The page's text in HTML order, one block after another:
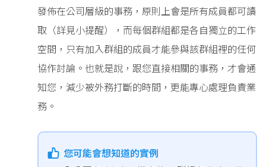
發佈在公司層級的事務，原則上會是所有成員都可讀
取（詳見小提醒），而每個群組都是各自獨立的工作
空間，只有加入群組的成員才能參與該群組裡的任何
協作討論。也就是說，跟您直接相關的事務，才會通
知您，減少被外務打斷的時間，更能專心處理負責業
務。
您可能會想知道的實例